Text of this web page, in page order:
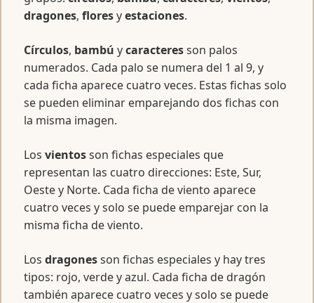
dragones, floresyestaciones.
Círculos, bambú ycaracteresson palos
numerados. Cada palo se numera del 1 al 9, y
cada ficha aparece cuatro veces. Estas fichas solo
se pueden eliminar emparejando dos fichas con
la misma imagen.
Los vientosson fichas especiales que
representan las cuatro direcciones: Este, Sur,
Oeste y Norte. Cada ficha de viento aparece
cuatro veces y solo se puede emparejar con la
misma ficha de viento.
Los dragonesson fichas especiales y hay tres
tipos: rojo, verde y azul. Cada ficha de dragón
también aparece cuatro veces y solo se puede